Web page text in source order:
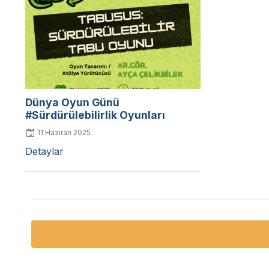
Dünya Oyun Günü
#Sürdürülebilirlik Oyunları
11 Haziran 2025
Detaylar